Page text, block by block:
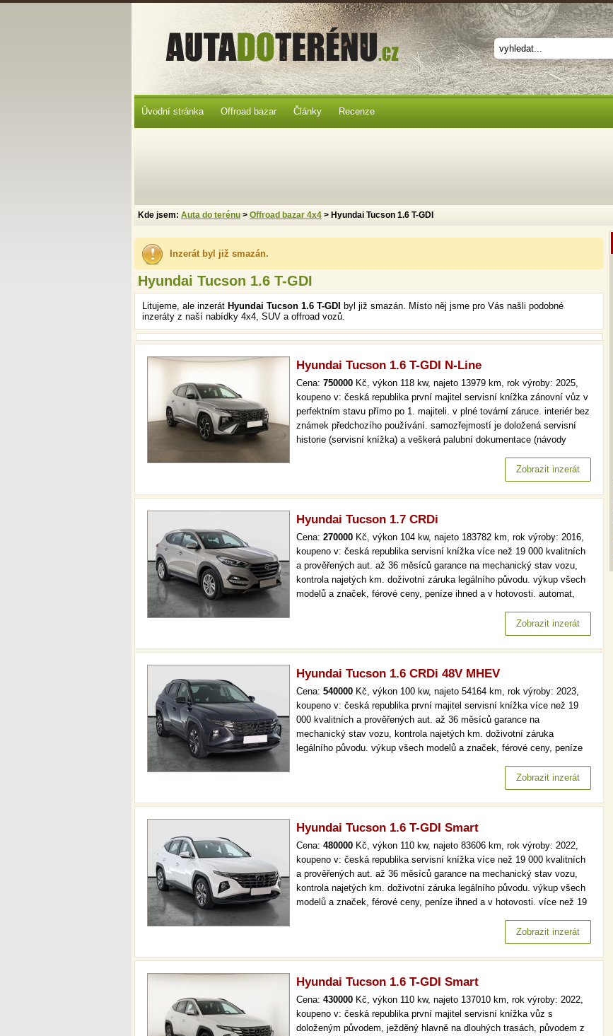
Inzerát byl již smazán.
Hyundai Tucson 1.6 T-GDI
Litujeme, ale inzerát Hyundai Tucson 1.6 T-GDI
byl již smazán. Místo něj jsme pro Vás našli podobné
inzeráty z naší nabídky 4x4, SUV a offroad vozů.
Hyundai Tucson 1.6 T-GDI N-Line
Cena: 750000 Kč, výkon 118 kw, najeto 13979 km, rok výroby: 2025,
koupeno v: česká republika první majitel servisní knížka zánovní vůz v
perfektním stavu přímo po 1. majiteli. v plné tovární záruce. interiér bez
známek předchozího používání. samozřejmostí je doložená servisní
historie (servisní knížka) a veškerá palubní dokumentace (návody
automatickou převodovkou, shimmering silver metalíza, 19" alu…
Zobrazit inzerát
Hyundai Tucson 1.7 CRDi
Cena: 270000 Kč, výkon 104 kw, najeto 183782 km, rok výroby: 2016,
koupeno v: česká republika servisní knížka více než 19 000 kvalitních
a prověřených aut. až 36 měsíců garance na mechanický stav vozu,
kontrola najetých km. doživotní záruka legálního původu. výkup všech
modelů a značek, férové ceny, peníze ihned a v hotovosti. automat,
prověřených aut. až 36 měsíců garance na mechanický stav vozu,…
Zobrazit inzerát
Hyundai Tucson 1.6 CRDi 48V MHEV
Cena: 540000 Kč, výkon 100 kw, najeto 54164 km, rok výroby: 2023,
koupeno v: česká republika první majitel servisní knížka více než 19
000 kvalitních a prověřených aut. až 36 měsíců garance na
mechanický stav vozu, kontrola najetých km. doživotní záruka
legálního původu. výkup všech modelů a značek, férové ceny, peníze
36 měsíců garance na mechanický stav vozu, kontrola najetých km.…
Zobrazit inzerát
Hyundai Tucson 1.6 T-GDI Smart
Cena: 480000 Kč, výkon 110 kw, najeto 83606 km, rok výroby: 2022,
koupeno v: česká republika servisní knížka více než 19 000 kvalitních
a prověřených aut. až 36 měsíců garance na mechanický stav vozu,
kontrola najetých km. doživotní záruka legálního původu. výkup všech
modelů a značek, férové ceny, peníze ihned a v hotovosti. více než 19
mechanický stav vozu, kontrola najetých km. doživotní záruka…
Zobrazit inzerát
Hyundai Tucson 1.6 T-GDI Smart
Cena: 430000 Kč, výkon 110 kw, najeto 137010 km, rok výroby: 2022,
koupeno v: česká republika první majitel servisní knížka vůz s
doloženým původem, ježděný hlavně na dlouhých trasách, původem z
Úvodní stránka Offroad bazar Články Recenze
Kde jsem: Auta do terénu > Offroad bazar 4x4 > Hyundai Tucson 1.6 T-GDI